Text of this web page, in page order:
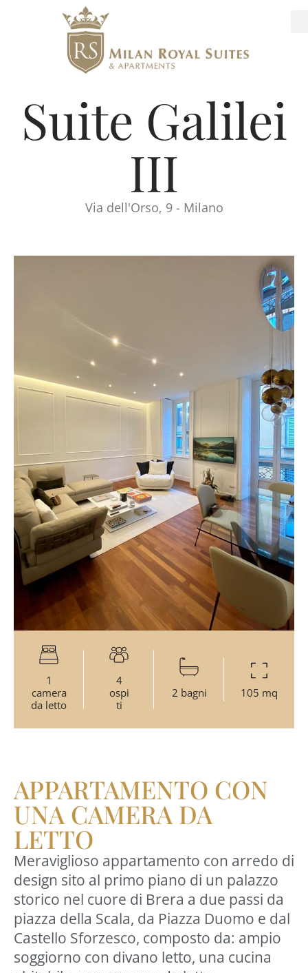
Suite Galilei
III
Via dell'Orso, 9 - Milano
1
camera
da letto
4
ospi
ti
2 bagni 105 mq
APPARTAMENTO CON
UNA CAMERA DA
LETTO
Meraviglioso appartamento con arredo di
design sito al primo piano di un palazzo
storico nel cuore di Brera a due passi da
piazza della Scala, da Piazza Duomo e dal
Castello Sforzesco, composto da: ampio
soggiorno con divano letto, una cucina